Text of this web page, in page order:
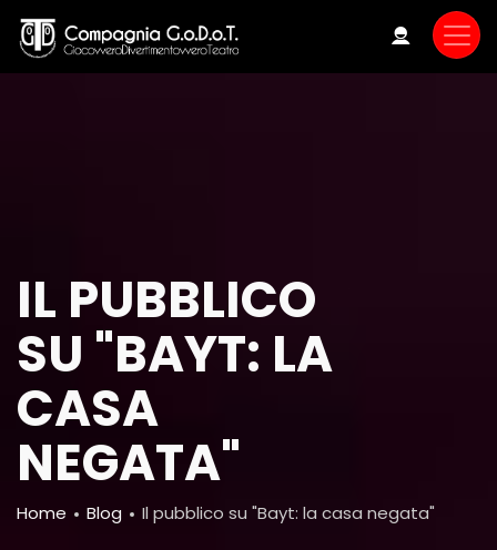
main
IL PUBBLICO
SU "BAYT: LA
CASA
NEGATA"
Breadcrumb
Home Blog Il pubblico su "Bayt: la casa negata"